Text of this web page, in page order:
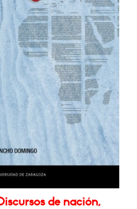
de nación,